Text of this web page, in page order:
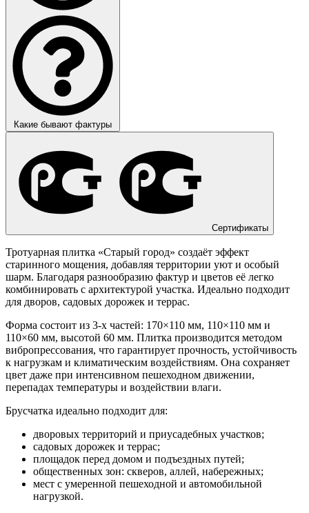
Какие бывают фактуры
Сертификаты
Тротуарная плитка «Старый город» создаёт эффект
старинного мощения, добавляя территории уют и особый
шарм. Благодаря разнообразию фактур и цветов её легко
комбинировать с архитектурой участка. Идеально подходит
для дворов, садовых дорожек и террас.
Форма состоит из 3-х частей: 170×110 мм, 110×110 мм и
110×60 мм, высотой 60 мм. Плитка производится методом
вибропрессования, что гарантирует прочность, устойчивость
к нагрузкам и климатическим воздействиям. Она сохраняет
цвет даже при интенсивном пешеходном движении,
перепадах температуры и воздействии влаги.
Брусчатка идеально подходит для:
дворовых территорий и приусадебных участков;
садовых дорожек и террас;
площадок перед домом и подъездных путей;
общественных зон: скверов, аллей, набережных;
мест с умеренной пешеходной и автомобильной
нагрузкой.